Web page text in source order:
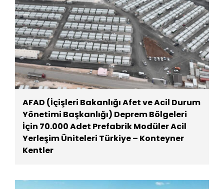
AFAD (İçişleri Bakanlığı Afet ve Acil Durum
Yönetimi Başkanlığı) Deprem Bölgeleri
İçin 70.000 Adet Prefabrik Modüler Acil
Yerleşim Üniteleri Türkiye – Konteyner
Kentler